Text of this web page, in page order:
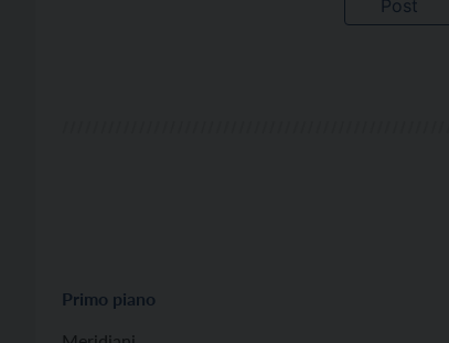
Primo piano